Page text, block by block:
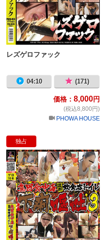
レズゲロファック
04:10 (171)
価格： 8,000円
(税込8,800円)
PHOWA HOUSE
水着で限界飲食 まんぷくゲロ
独占
集